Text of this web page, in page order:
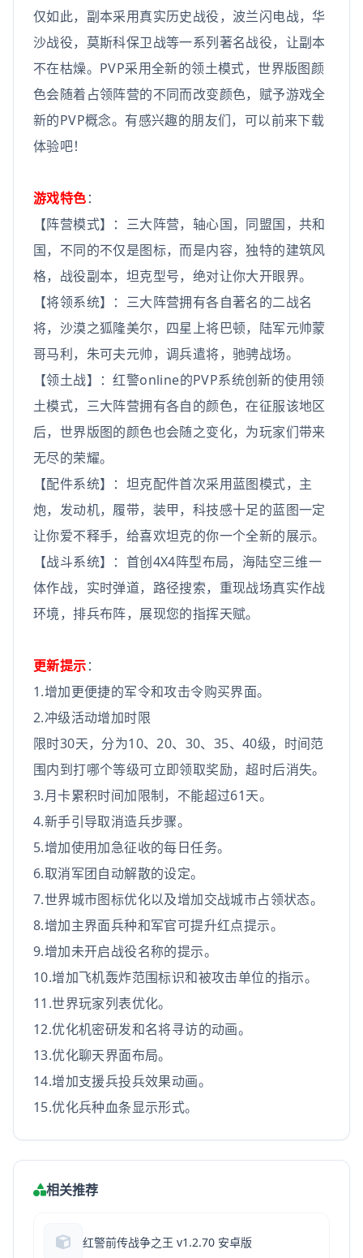
仅如此，副本采用真实历史战役，波兰闪电战，华
沙战役，莫斯科保卫战等一系列著名战役，让副本
不在枯燥。PVP采用全新的领土模式，世界版图颜
色会随着占领阵营的不同而改变颜色，赋予游戏全
新的PVP概念。有感兴趣的朋友们，可以前来下载
体验吧！
游戏特色：
【阵营模式】：三大阵营，轴心国，同盟国，共和
国，不同的不仅是图标，而是内容，独特的建筑风
格，战役副本，坦克型号，绝对让你大开眼界。
【将领系统】：三大阵营拥有各自著名的二战名
将，沙漠之狐隆美尔，四星上将巴顿，陆军元帅蒙
哥马利，朱可夫元帅，调兵遣将，驰骋战场。
【领土战】：红警online的PVP系统创新的使用领
土模式，三大阵营拥有各自的颜色，在征服该地区
后，世界版图的颜色也会随之变化，为玩家们带来
无尽的荣耀。
【配件系统】：坦克配件首次采用蓝图模式，主
炮，发动机，履带，装甲，科技感十足的蓝图一定
让你爱不释手，给喜欢坦克的你一个全新的展示。
【战斗系统】：首创4X4阵型布局，海陆空三维一
体作战，实时弹道，路径搜索，重现战场真实作战
环境，排兵布阵，展现您的指挥天赋。
更新提示：
1.增加更便捷的军令和攻击令购买界面。
2.冲级活动增加时限
限时30天，分为10、20、30、35、40级，时间范
围内到打哪个等级可立即领取奖励，超时后消失。
3.月卡累积时间加限制，不能超过61天。
4.新手引导取消造兵步骤。
5.增加使用加急征收的每日任务。
6.取消军团自动解散的设定。
7.世界城市图标优化以及增加交战城市占领状态。
8.增加主界面兵种和军官可提升红点提示。
9.增加未开启战役名称的提示。
10.增加飞机轰炸范围标识和被攻击单位的指示。
11.世界玩家列表优化。
12.优化机密研发和名将寻访的动画。
13.优化聊天界面布局。
14.增加支援兵投兵效果动画。
15.优化兵种血条显示形式。
相关推荐
红警前传战争之王 v1.2.70 安卓版